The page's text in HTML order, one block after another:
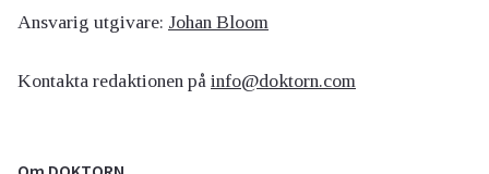
Ansvarig utgivare: Johan Bloom
Kontakta redaktionen på info@doktorn.com